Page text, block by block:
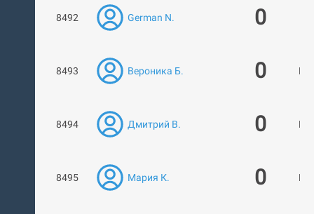
8492 German N. 0
8493 Вероника Б. 0
8494 Дмитрий В. 0
8495 Мария К. 0